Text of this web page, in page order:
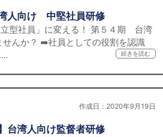
人向け 中堅社員研修
型社員」に変える！ 第５４期 台湾
せんか？ ➡️社員としての役割を認識
続きを読む
作成日：2020年9月19日
台湾人向け監督者研修